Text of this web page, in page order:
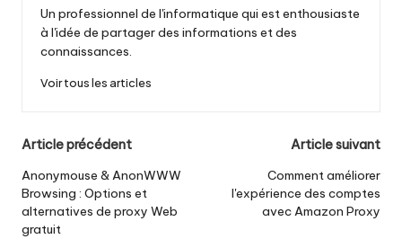
Un professionnel de l'informatique qui est enthousiaste
à l'idée de partager des informations et des
connaissances.
Voir tous les articles
Navigation
postale
Article précédent
Anonymouse & AnonWWW
Browsing : Options et
alternatives de proxy Web
gratuit
Article suivant
Comment améliorer
l'expérience des comptes
avec Amazon Proxy